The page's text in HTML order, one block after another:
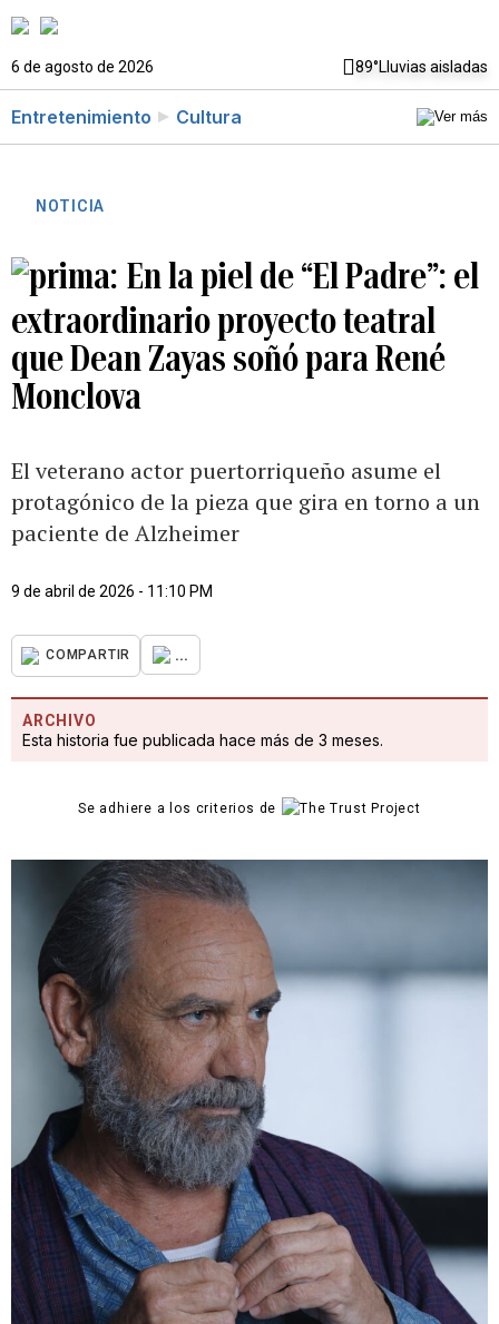
6 de agosto de 2026 89°Lluvias aisladas
Entretenimiento Cultura
NOTICIA
En la piel de “El Padre”: el
extraordinario proyecto teatral
que Dean Zayas soñó para René
Monclova
El veterano actor puertorriqueño asume el
protagónico de la pieza que gira en torno a un
paciente de Alzheimer
9 de abril de 2026 - 11:10 PM
COMPARTIR ...
ARCHIVO
Esta historia fue publicada hace más de 3 meses.
Se adhiere a los criterios de